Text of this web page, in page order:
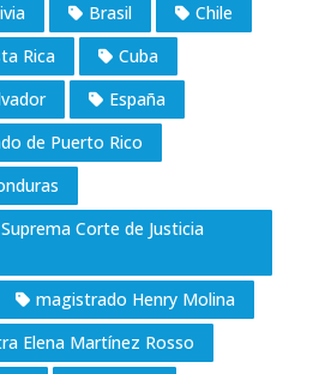
Brasil
Chile
Rica
Cuba
España
de Puerto Rico
Corte de Justicia
magistrado Henry Molina
Elena Martínez Rosso